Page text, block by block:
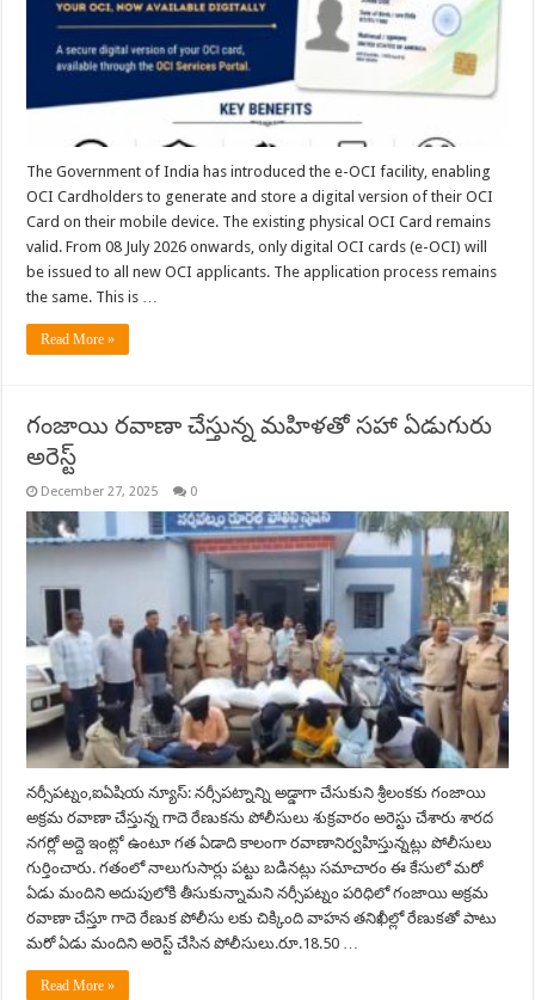
The Government of India has introduced the e-OCI facility, enabling
OCI Cardholders to generate and store a digital version of their OCI
Card on their mobile device. The existing physical OCI Card remains
valid. From 08 July 2026 onwards, only digital OCI cards (e-OCI) will
be issued to all new OCI applicants. The application process remains
the same. This is …
Read More »
గంజాయి రవాణా చేస్తున్న మహిళతో సహా ఏడుగురు
అరెస్ట్
December 27, 2025 0
నర్సీపట్నం,ఐఏషియ న్యూస్: నర్సీపట్నాన్ని అడ్డాగా చేసుకుని శ్రీలంకకు గంజాయి
అక్రమ రవాణా చేస్తున్న గాదె రేణుకను పోలీసులు శుక్రవారం అరెస్టు చేశారు శారద
నగర్లో అద్దె ఇంట్లో ఉంటూ గత ఏడాది కాలంగా రవాణానిర్వహిస్తున్నట్లు పోలీసులు
గుర్తించారు. గతంలో నాలుగుసార్లు పట్టు బడినట్లు సమాచారం ఈ కేసులో మరో
ఏడు మందిని అదుపులోకి తీసుకున్నామని నర్సీపట్నం పరిధిలో గంజాయి అక్రమ
రవాణా చేస్తూ గాదె రేణుక పోలీసు లకు చిక్కింది వాహన తనిఖీల్లో రేణుకతో పాటు
మరో ఏడు మందిని అరెస్ట్ చేసిన పోలీసులు.రూ.18.50 …
Read More »